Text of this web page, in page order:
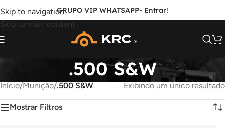
Skip to navigation
Skip to main content
GRUPO VIP WHATSAPP- Entrar!
.500 S&W
Início/Munição/.500 S&W Exibindo um único resultado
Mostrar Filtros